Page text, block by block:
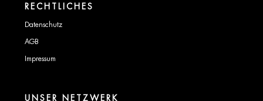
RECHTLICHES
Datenschutz
AGB
Impressum
UNSER NETZWERK